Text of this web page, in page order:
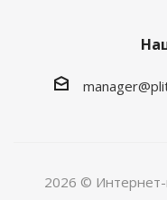
2026 © Интернет-